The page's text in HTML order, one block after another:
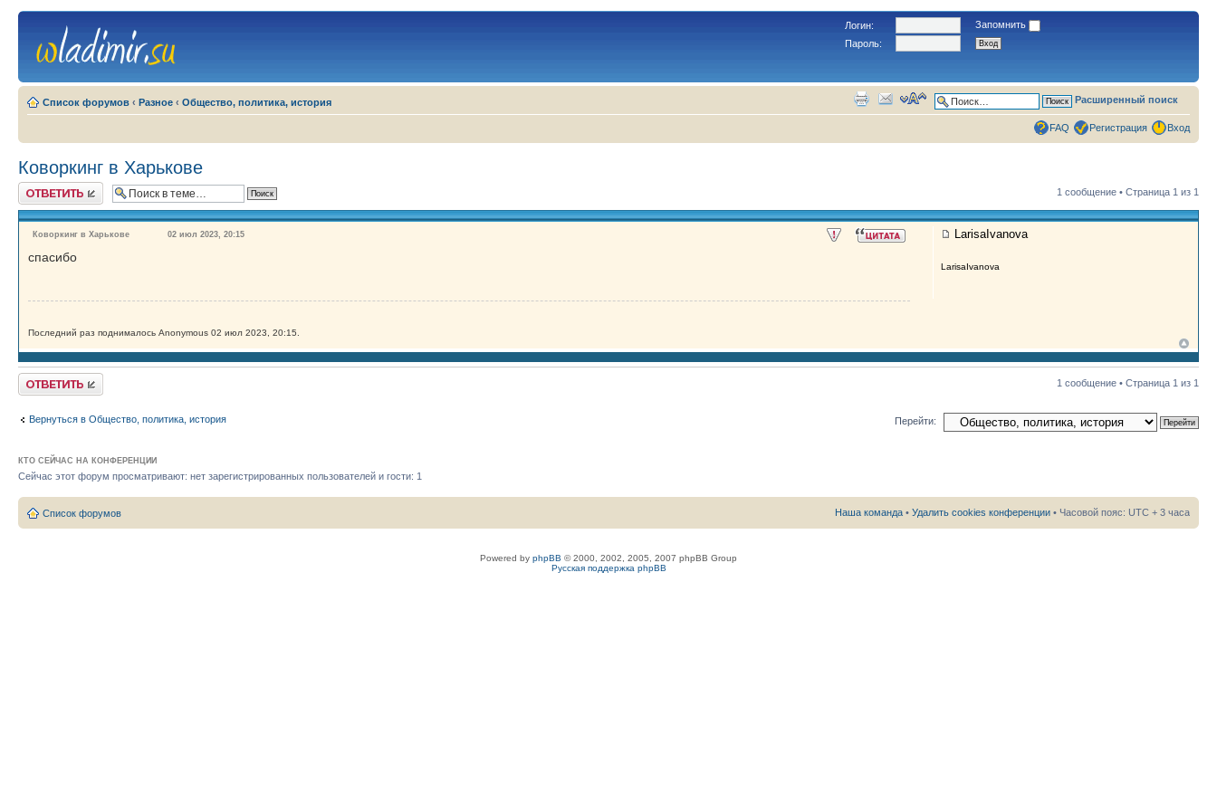
Логин:
Запомнить
Пароль:
Список форумов ‹ Разное ‹ Общество, политика, история Расширенный поиск
FAQ Регистрация Вход
Коворкинг в Харькове
Ответить 1 сообщение • Страница 1 из 1
Коворкинг в Харькове 02 июл 2023, 20:15
спасибо
Последний раз поднималось Anonymous 02 июл 2023, 20:15.
LarisaIvanova
LarisaIvanova
Ответить 1 сообщение • Страница 1 из 1
Вернуться в Общество, политика, история Перейти:
КТО СЕЙЧАС НА КОНФЕРЕНЦИИ
Сейчас этот форум просматривают: нет зарегистрированных пользователей и гости: 1
Список форумов Наша команда • Удалить cookies конференции • Часовой пояс: UTC + 3 часа
Powered by phpBB © 2000, 2002, 2005, 2007 phpBB Group
Русская поддержка phpBB